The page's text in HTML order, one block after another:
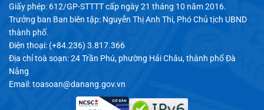
Giấy phép: 612/GP-STTTT cấp ngày 21 tháng 10 năm 2016.
Trưởng ban Ban biên tập: Nguyễn Thị Anh Thi, Phó Chủ tịch UBND
thành phố.
Điện thoại: (+84.236) 3.817.366
Địa chỉ toà soạn: 24 Trần Phú, phường Hải Châu, thành phố Đà
Nẵng
Email:toasoan@danang.gov.vn